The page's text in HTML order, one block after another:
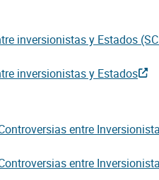
inversionistas y Estados
inversionistas y Estados
entre
entre